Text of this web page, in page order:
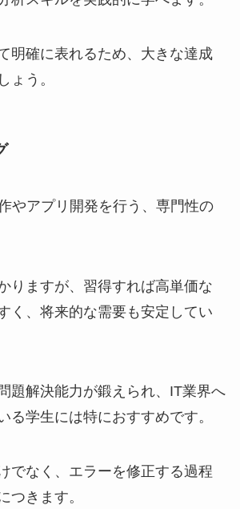
明確に表れるため、大きな達成
ょう。
やアプリ開発を行う、専門性の
りますが、習得すれば高単価な
く、将来的な需要も安定してい
題解決能力が鍛えられ、IT業界へ
る学生には特におすすめです。
でなく、エラーを修正する過程
つきます。